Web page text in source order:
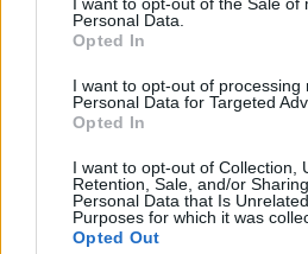
Personal Data.
Opted In
I want to opt-out of processing
Personal Data for Targeted
Opted In
I want to opt-out of Collection,
Retention, Sale, and/or
Personal Data that Is
Purposes for which it was
Opted Out
pescatore:
UFFICIALE: il
rossa.
5 anni fa
Cagliari Inzaghi